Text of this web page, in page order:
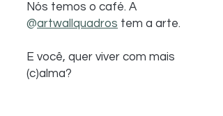
Nós temos o café. A
@artwallquadros tem a arte.
E você, quer viver com mais
(c)alma?